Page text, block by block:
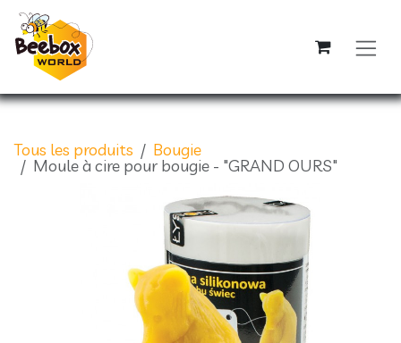
Se rendre au contenu
Tous les produits Bougie
Moule à cire pour bougie - "GRAND OURS"